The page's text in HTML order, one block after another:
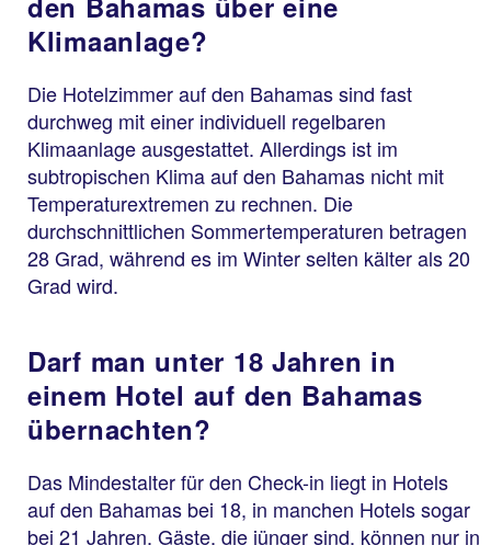
Klimaanlage?
Die Hotelzimmer auf den Bahamas sind fast
durchweg mit einer individuell regelbaren
Klimaanlage ausgestattet. Allerdings ist im
subtropischen Klima auf den Bahamas nicht mit
Temperaturextremen zu rechnen. Die
durchschnittlichen Sommertemperaturen betragen
28 Grad, während es im Winter selten kälter als 20
Grad wird.
Darf man unter 18 Jahren in
einem Hotel auf den Bahamas
übernachten?
Das Mindestalter für den Check-in liegt in Hotels
auf den Bahamas bei 18, in manchen Hotels sogar
bei 21 Jahren. Gäste, die jünger sind, können nur in